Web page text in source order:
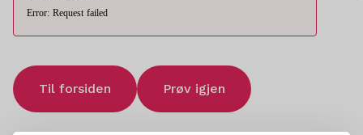
Error: Request failed
Til forsiden Prøv igjen